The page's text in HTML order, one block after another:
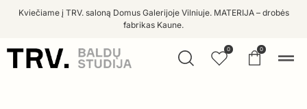
Kviečiame į TRV. saloną Domus Galerijoje Vilniuje. MATERIJA – drobės
fabrikas Kaune.
0 0